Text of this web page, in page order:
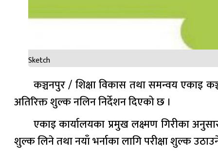
Sketch
कञ्चनपुर / शिक्षा विकास तथा समन्वय एकाइ
अतिरिक्त शुल्क नलिन निर्देशन दिएको छ ।
एकाइ कार्यालयका प्रमुख लक्ष्मण गिरीका
शुल्क लिने तथा नयाँ भर्नाका लागि परीक्षा शुल्क